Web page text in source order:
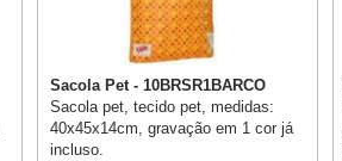
Sacola Pet - 10BRSR1BARCO
Sacola pet, tecido pet, medidas:
40x45x14cm, gravação em 1 cor já
incluso.